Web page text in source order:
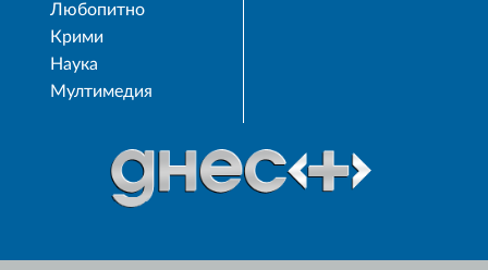
Любопитно
Крими
Наука
Мултимедия